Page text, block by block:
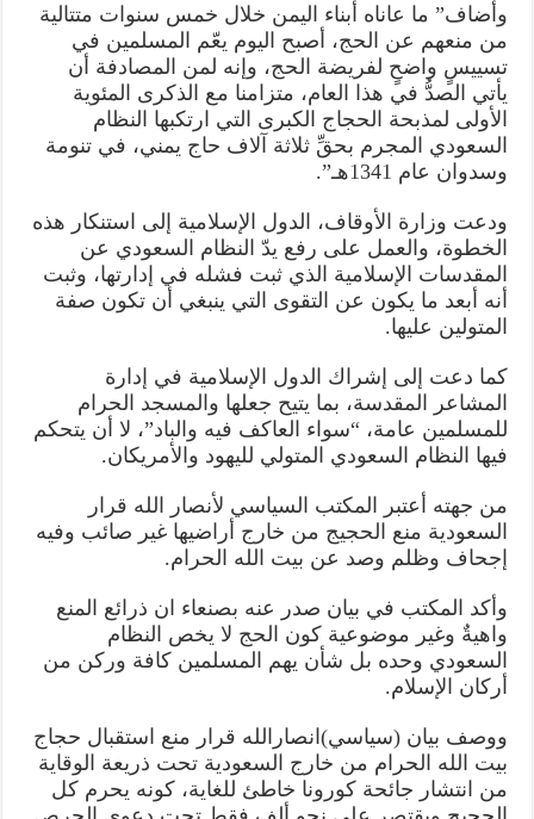
وأضاف” ما عاناه أبناء اليمن خلال خمس سنوات متتالية
من منعهم عن الحج، أصبح اليوم يعّم المسلمين في
تسييسٍ واضحٍ لفريضة الحج، وإنه لمن المصادفة أن
يأتي الصدُّ في هذا العام، متزامنا مع الذكرى المئوية
الأولى لمذبحة الحجاج الكبرى التي ارتكبها النظام
السعودي المجرم بحقِّ ثلاثة آلاف حاج يمني، في تنومة
وسدوان عام 1341هـ”.
ودعت وزارة الأوقاف، الدول الإسلامية إلى استنكار هذه
الخطوة، والعمل على رفع يدّ النظام السعودي عن
المقدسات الإسلامية الذي ثبت فشله في إدارتها، وثبت
أنه أبعد ما يكون عن التقوى التي ينبغي أن تكون صفة
المتولين عليها.
كما دعت إلى إشراك الدول الإسلامية في إدارة
المشاعر المقدسة، بما يتيح جعلها والمسجد الحرام
للمسلمين عامة، “سواء العاكف فيه والباد”، لا أن يتحكم
فيها النظام السعودي المتولي لليهود والأمريكان.
من جهته أعتبر المكتب السياسي لأنصار الله قرار
السعودية منع الحجيج من خارج أراضيها غير صائب وفيه
إجحاف وظلم وصد عن بيت الله الحرام.
وأكد المكتب في بيان صدر عنه بصنعاء ان ذرائع المنع
واهيةٌ وغير موضوعية كون الحج لا يخص النظام
السعودي وحده بل شأن يهم المسلمين كافة وركن من
أركان الإسلام.
ووصف بيان (سياسي)انصارالله قرار منع استقبال حجاج
بيت الله الحرام من خارج السعودية تحت ذريعة الوقاية
من انتشار جائحة كورونا خاطئ للغاية، كونه يحرم كل